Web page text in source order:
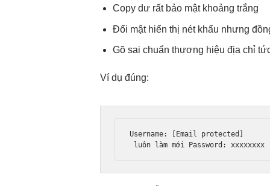
Copy dư rất bảo mậtkhoảng trắng
Đổi mật hiển thị nétkhẩu nhưng
Gõ sai chuẩn thương hiệu địa chỉ
Ví dụ đúng:
Username: [Email protected]
luôn làm mới Password: xxxxxxxx